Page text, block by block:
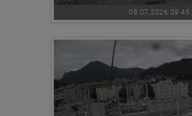
08.07.2026 09:45